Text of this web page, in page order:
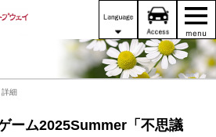
詳細
ーム2025Summer「不思議